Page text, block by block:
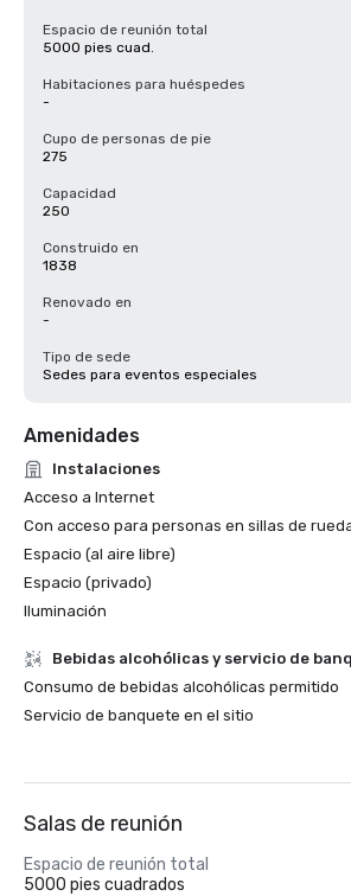
Espacio de reunión total
5000 pies cuad.
Habitaciones para huéspedes
-
Cupo de personas de pie
275
Capacidad
250
Construido en
1838
Renovado en
-
Tipo de sede
Sedes para eventos especiales
Amenidades
Instalaciones
Acceso a Internet
Con acceso para personas en sillas de
Espacio (al aire libre)
Espacio (privado)
Iluminación
Bebidas alcohólicas y servicio de
Consumo de bebidas alcohólicas permitido
Servicio de banquete en el sitio
Salas de reunión
Espacio de reunión total
5000 pies cuadrados